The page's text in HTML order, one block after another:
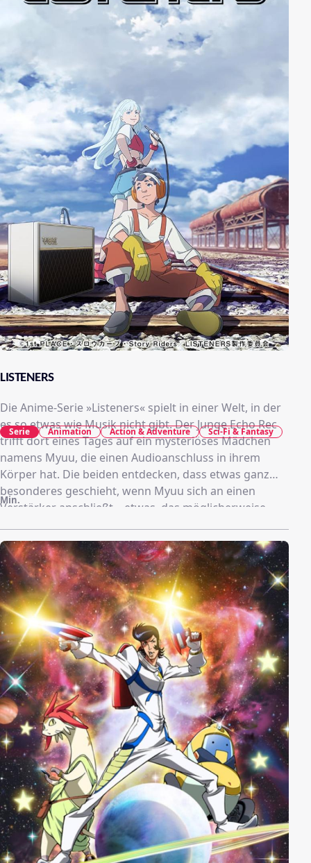
LISTENERS
Die Anime-Serie »Listeners« spielt in einer Welt, in der
es so etwas wie Musik nicht gibt. Der Junge Echo Rec
trifft dort eines Tages auf ein mysteriöses Mädchen
namens Myuu, die einen Audioanschluss in ihrem
Körper hat. Die beiden entdecken, dass etwas ganz
besonderes geschieht, wenn Myuu sich an einen
Verstärker anschließt – etwas, das möglicherweise
sich auf eine ganz besondere Reise, die die
Fundamente der Gesellschaft erschüttern und Musik
wieder in das Leben aller zurückzubringen könnte.
Min.
Serie Animation Action & Adventure Sci-Fi & Fantasy